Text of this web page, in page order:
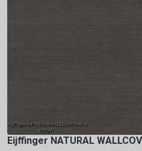
Eijffinger NATURAL